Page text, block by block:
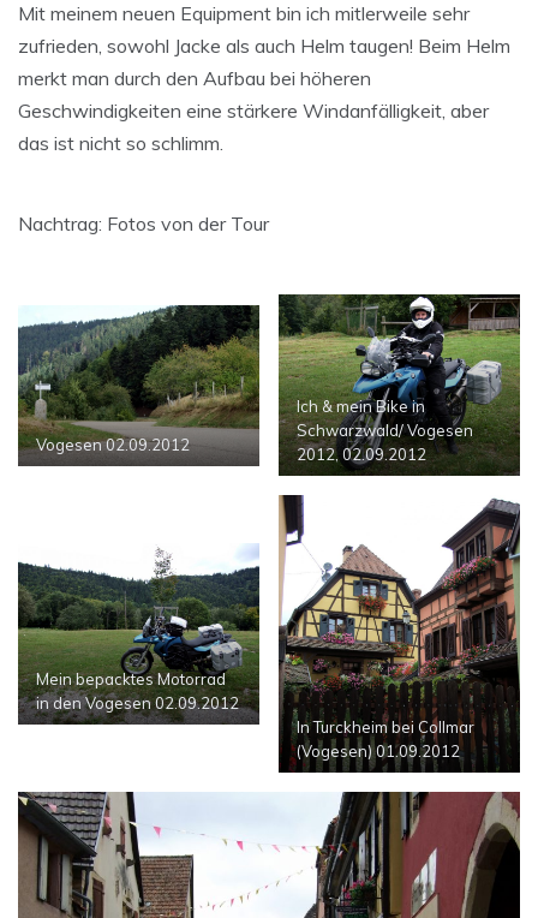
Mit meinem neuen Equipment bin ich mitlerweile sehr
zufrieden, sowohl Jacke als auch Helm taugen! Beim Helm
merkt man durch den Aufbau bei höheren
Geschwindigkeiten eine stärkere Windanfälligkeit, aber
das ist nicht so schlimm.
Nachtrag: Fotos von der Tour
Vogesen 02.09.2012
Ich & mein Bike in
Schwarzwald/ Vogesen
2012, 02.09.2012
Mein bepacktes Motorrad
in den Vogesen 02.09.2012
In Turckheim bei Collmar
(Vogesen) 01.09.2012